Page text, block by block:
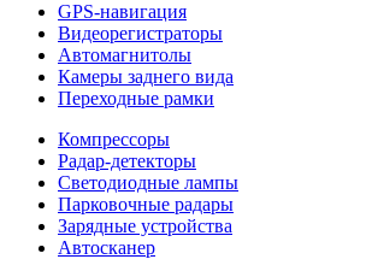
GPS-навигация
Видеорегистраторы
Автомагнитолы
Камеры заднего вида
Переходные рамки
Компрессоры
Радар-детекторы
Светодиодные лампы
Парковочные радары
Зарядные устройства
Автосканер